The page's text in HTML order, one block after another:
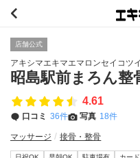
店舗公式
アキシマエキマエマロンセイコツ
昭島駅前まろん整
4.61
口コミ 36件 写真 18件
マッサージ 接骨・整骨